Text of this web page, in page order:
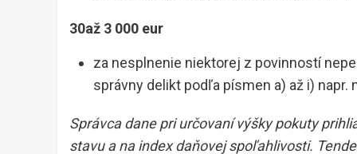
30až 3 000 eur
za nesplnenie niektorej z povinností
správny delikt podľa písmen a) až i)
Správca dane pri určovaní výšky pokuty
stavu a na index daňovej spoľahlivosti.